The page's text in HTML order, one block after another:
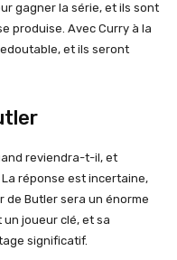
gagner la série, et ils sont
produise. Avec Curry à la
et ils seront
reviendra-t-il, et
réponse est incertaine,
de Butler sera un énorme
un joueur clé, et sa
significatif.